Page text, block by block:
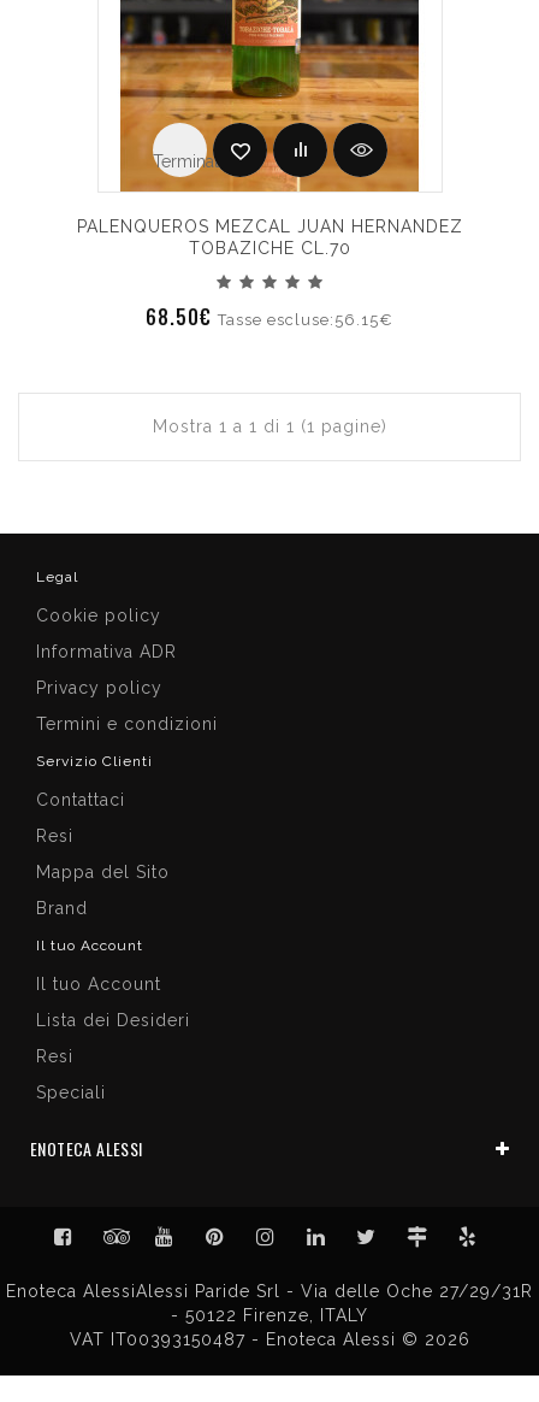
Terminato
PALENQUEROS MEZCAL JUAN HERNANDEZ
TOBAZICHE CL.70
68.50€Tasse escluse:56.15€
Mostra 1 a 1 di 1 (1 pagine)
Legal
Cookie policy
Informativa ADR
Privacy policy
Termini e condizioni
Servizio Clienti
Contattaci
Resi
Mappa del Sito
Brand
Il tuo Account
Il tuo Account
Lista dei Desideri
Resi
Speciali
ENOTECA ALESSI
Enoteca AlessiAlessi Paride Srl - Via delle Oche 27/29/31R
- 50122 Firenze, ITALY
VAT IT00393150487 - Enoteca Alessi © 2026